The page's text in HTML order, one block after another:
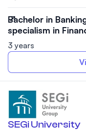
Bachelor in
specialism in
3 years
SEGi University